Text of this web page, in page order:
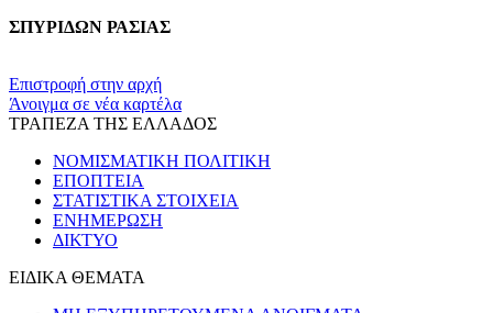
ΣΠΥΡΙΔΩΝ ΡΑΣΙΑΣ
Επιστροφή στην αρχή
Άνοιγμα σε νέα καρτέλα
ΤΡΑΠΕΖΑ ΤΗΣ ΕΛΛΑΔΟΣ
ΝΟΜΙΣΜΑΤΙΚΗ ΠΟΛΙΤΙΚΗ
ΕΠΟΠΤΕΙΑ
ΣΤΑΤΙΣΤΙΚΑ ΣΤΟΙΧΕΙΑ
ΕΝΗΜΕΡΩΣΗ
ΔΙΚΤΥΟ
ΕΙΔΙΚΑ ΘΕΜΑΤΑ